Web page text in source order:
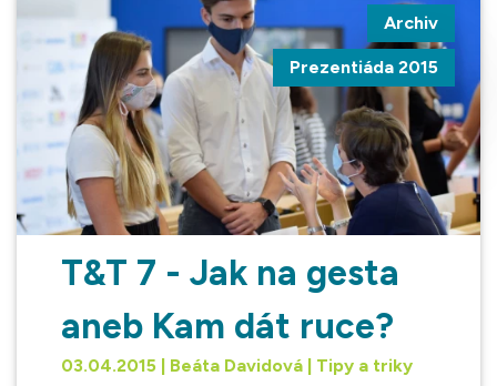
Archiv
Prezentiáda 2015
T&T 7 - Jak na gesta
aneb Kam dát ruce?
03.04.2015 | Beáta Davidová | Tipy a triky